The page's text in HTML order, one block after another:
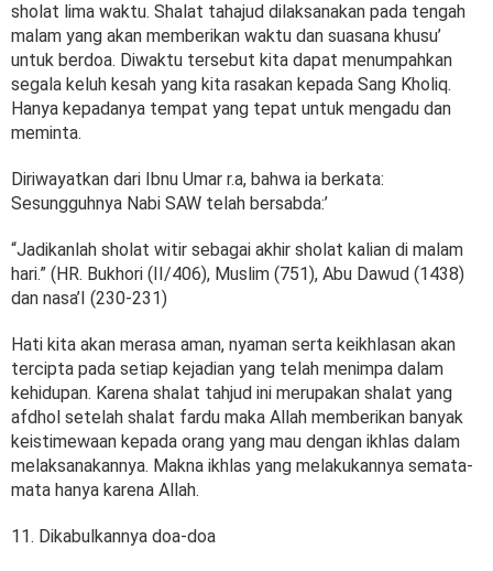
sholat lima waktu. Shalat tahajud dilaksanakan pada tengah
malam yang akan memberikan waktu dan suasana khusu’
untuk berdoa. Diwaktu tersebut kita dapat menumpahkan
segala keluh kesah yang kita rasakan kepada Sang Kholiq.
Hanya kepadanya tempat yang tepat untuk mengadu dan
meminta.
Diriwayatkan dari Ibnu Umar r.a, bahwa ia berkata:
Sesungguhnya Nabi SAW telah bersabda:’
“Jadikanlah sholat witir sebagai akhir sholat kalian di malam
hari.” (HR. Bukhori (II/406), Muslim (751), Abu Dawud (1438)
dan nasa’I (230-231)
Hati kita akan merasa aman, nyaman serta keikhlasan akan
tercipta pada setiap kejadian yang telah menimpa dalam
kehidupan. Karena shalat tahjud ini merupakan shalat yang
afdhol setelah shalat fardu maka Allah memberikan banyak
keistimewaan kepada orang yang mau dengan ikhlas dalam
melaksanakannya. Makna ikhlas yang melakukannya semata-
mata hanya karena Allah.
11. Dikabulkannya doa-doa